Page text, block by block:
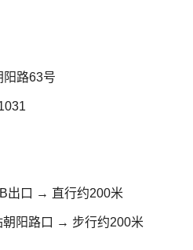
阳路63号
出口 → 直行约200米
阳路口 → 步行约200米